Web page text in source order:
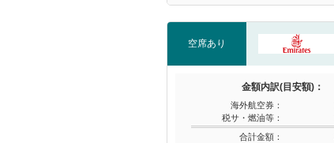
空席あり
金額内訳(目安額)：
海外航空券：
税サ・燃油等：
合計金額：